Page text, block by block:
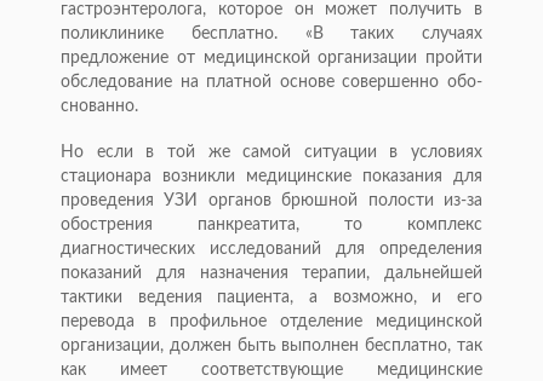
гастроэнтеролога, которое он может получить в
поликлинике бесплатно. «В таких случаях
предложение от медицинской организации пройти
обследование на платной основе совершенно обо­
снованно.
Но если в той же самой ситуации в условиях
стационара возникли медицинские показания для
проведения УЗИ органов брюшной полости из-за
обострения панкреатита, то комплекс
диагностических исследований для определения
показаний для назначения терапии, дальнейшей
тактики ведения пациента, а возможно, и его
перевода в профильное отделение медицинской
организации, должен быть выполнен бесплатно, так
как имеет соответствующие медицинские